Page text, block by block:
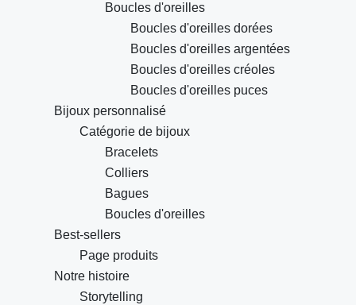
Boucles d'oreilles
Boucles d'oreilles dorées
Boucles d'oreilles argentées
Boucles d'oreilles créoles
Boucles d'oreilles puces
Bijoux personnalisé
Catégorie de bijoux
Bracelets
Colliers
Bagues
Boucles d'oreilles
Best-sellers
Page produits
Notre histoire
Storytelling